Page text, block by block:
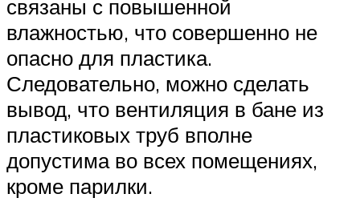
связаны с повышенной
влажностью, что совершенно не
опасно для пластика.
Следовательно, можно сделать
вывод, что вентиляция в бане из
пластиковых труб вполне
допустима во всех помещениях,
кроме парилки.